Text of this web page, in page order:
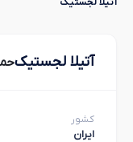
آتیلا لجستیک
کشور
ایران